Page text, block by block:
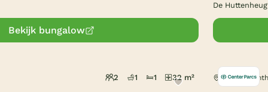
Bekijk bungalow
De
2 1 1 32 m² Dalen,